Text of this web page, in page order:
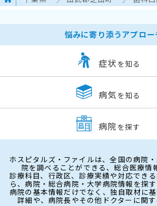
悩みに寄り添うアプロー
症状 を知る
病気 を知る
病院 を探す
ホスピタルズ・ファイルは、全国の病院
院を調べることができる、総合医療情
診療科目、行政区、診療実績や対応でき
ら、病院・総合病院・大学病院情報を探す
病院の基本情報だけでなく、独自取材に
詳細や、病院長やその他ドクターに関す